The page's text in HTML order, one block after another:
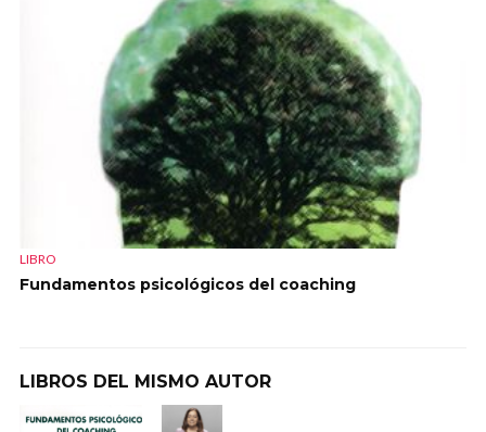
LIBRO
Fundamentos psicológicos del coaching
LIBROS DEL MISMO AUTOR